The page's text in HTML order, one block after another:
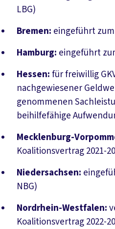
LBG)
Bremen: eingeführt zum
Hamburg: eingeführt
Hessen:für freiwillig
nachgewiesener
genommenen
beihilfefähige
Mecklenburg-
Koalitionsvertrag 2021-
Niedersachsen:
NBG)
Nordrhein-Westfalen:
Koalitionsvertrag 2022-